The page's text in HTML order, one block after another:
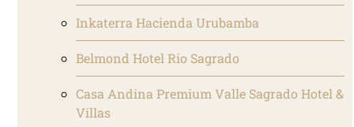
Inkaterra Hacienda Urubamba
Belmond Hotel Rio Sagrado
Casa Andina Premium Valle Sagrado Hotel &
Villas